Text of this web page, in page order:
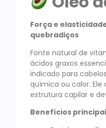
Força e
quebradiços
Fonte natural de
ácidos graxos
indicado para
química ou calor. Ele
estrutura capilar e
Benefícios